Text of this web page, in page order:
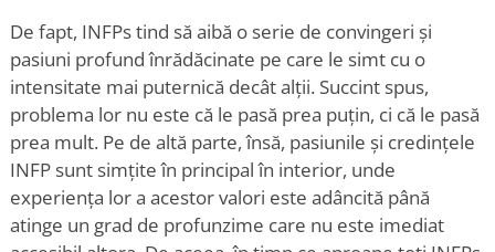
De fapt, INFPs tind să aibă o serie de convingeri și
pasiuni profund înrădăcinate pe care le simt cu o
intensitate mai puternică decât alții. Succint spus,
problema lor nu este că le pasă prea puțin, ci că le pasă
prea mult. Pe de altă parte, însă, pasiunile și credințele
INFP sunt simțite în principal în interior, unde
experiența lor a acestor valori este adâncită până
atinge un grad de profunzime care nu este imediat